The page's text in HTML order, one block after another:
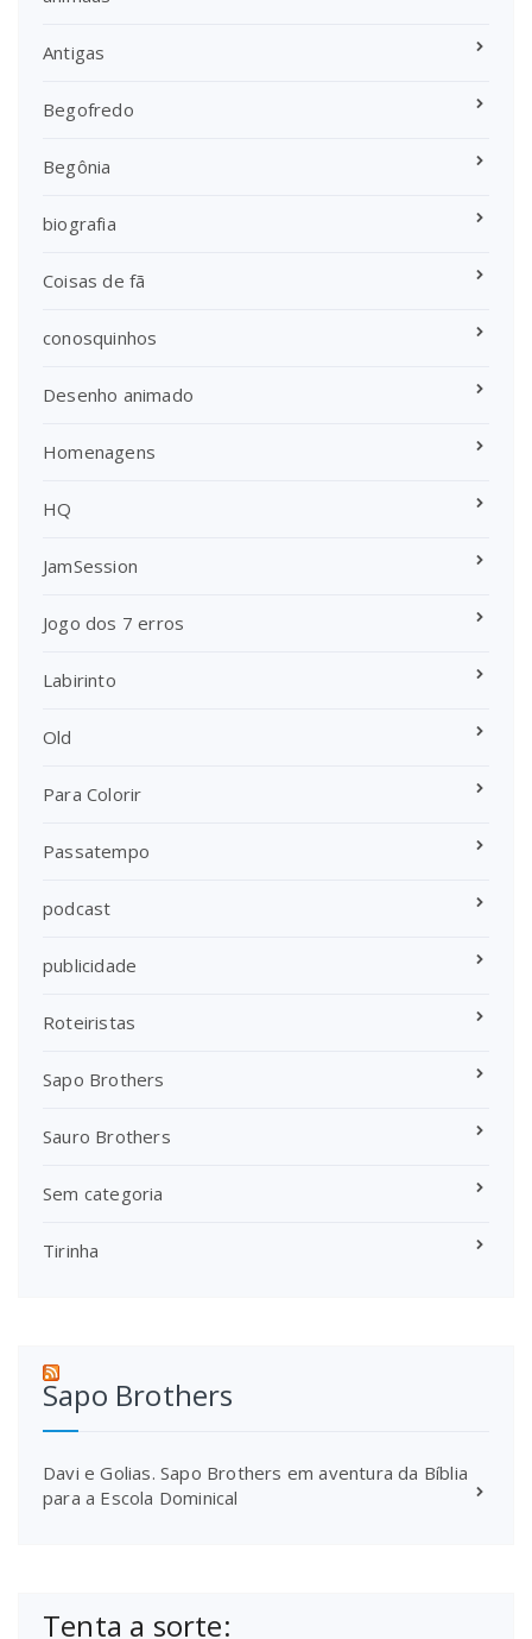
Antigas
Begofredo
Begônia
biografia
Coisas de fã
conosquinhos
Desenho animado
Homenagens
HQ
JamSession
Jogo dos 7 erros
Labirinto
Old
Para Colorir
Passatempo
podcast
publicidade
Roteiristas
Sapo Brothers
Sauro Brothers
Sem categoria
Tirinha
Sapo Brothers
Davi e Golias. Sapo Brothers em aventura da Bíblia
para a Escola Dominical
Tenta a sorte: